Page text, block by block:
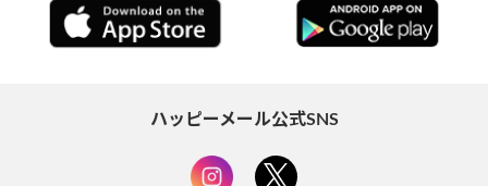
ハッピーメール公式SNS